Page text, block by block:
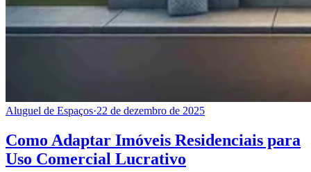
Aluguel de Espaços·22 de dezembro de 2025
Como Adaptar Imóveis Residenciais para
Uso Comercial Lucrativo